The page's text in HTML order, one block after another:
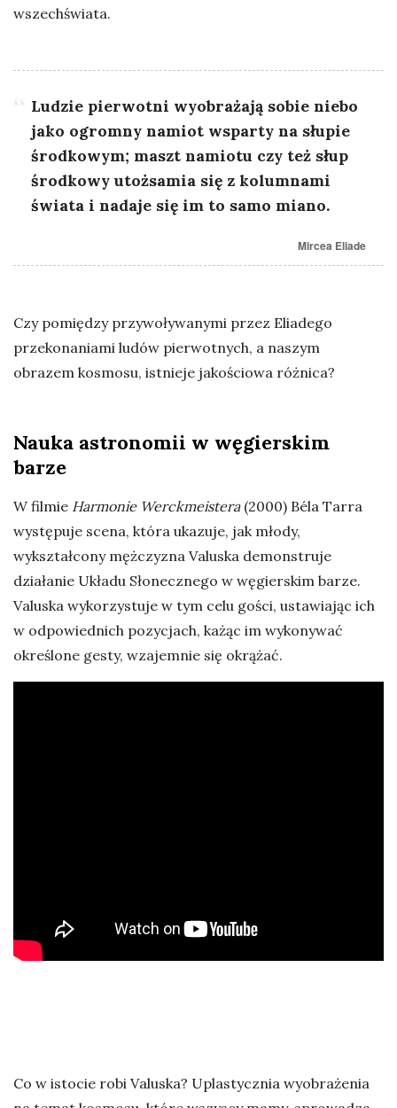
wszechświata.
Ludzie pierwotni wyobrażają sobie niebo
jako ogromny namiot wsparty na słupie
środkowym; maszt namiotu czy też słup
środkowy utożsamia się z kolumnami
świata i nadaje się im to samo miano.
Mircea Eliade
Czy pomiędzy przywoływanymi przez Eliadego
przekonaniami ludów pierwotnych, a naszym
obrazem kosmosu, istnieje jakościowa różnica?
Nauka astronomii w węgierskim
barze
W filmie Harmonie Werckmeistera(2000) Béla Tarra
występuje scena, która ukazuje, jak młody,
wykształcony mężczyzna Valuska demonstruje
działanie Układu Słonecznego w węgierskim barze.
Valuska wykorzystuje w tym celu gości, ustawiając ich
w odpowiednich pozycjach, każąc im wykonywać
określone gesty, wzajemnie się okrążać.
Co w istocie robi Valuska? Uplastycznia wyobrażenia